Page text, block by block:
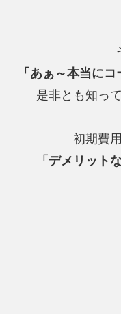
「あぁ～本当にコ
是非とも知っ
初期費
「デメリット